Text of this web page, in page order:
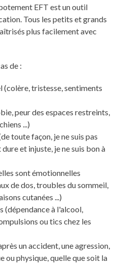
EFT est un outil
Tous les petits et grands
plus facilement avec
de :
(colère, tristesse, sentiments
peur des espaces restreints,
...)
toute façon, je ne suis pas
et injuste, je ne suis bon à
sont émotionnelles
de dos, troubles du sommeil,
cutanées ...)
(dépendance à l'alcool,
ou tics chez les
un accident, une agression,
ou physique, quelle que soit la